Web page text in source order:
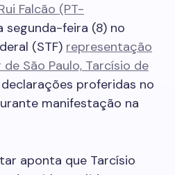
Falcão (PT-
feira (8) no
(STF) representação
São Paulo, Tarcísio de
proferidas no
manifestação na
aponta que Tarcísio